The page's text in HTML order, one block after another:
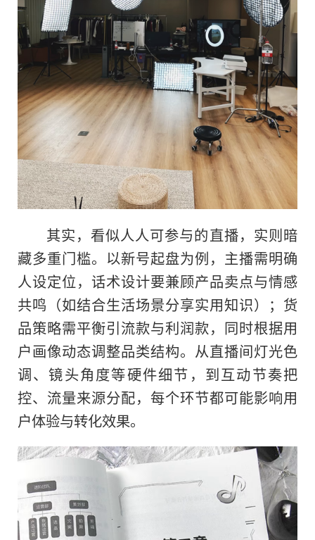
其实，看似人人可参与的直播，实则暗
藏多重门槛。以新号起盘为例，主播需明确
人设定位，话术设计要兼顾产品卖点与情感
共鸣（如结合生活场景分享实用知识）；货
品策略需平衡引流款与利润款，同时根据用
户画像动态调整品类结构。从直播间灯光色
调、镜头角度等硬件细节，到互动节奏把
控、流量来源分配，每个环节都可能影响用
户体验与转化效果。